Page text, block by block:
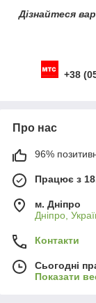
Дізнайтеся
+38
Про нас
96%
Працює з
м. Дніпро
Дніпро,
Контакти
Сьогодні
Показати